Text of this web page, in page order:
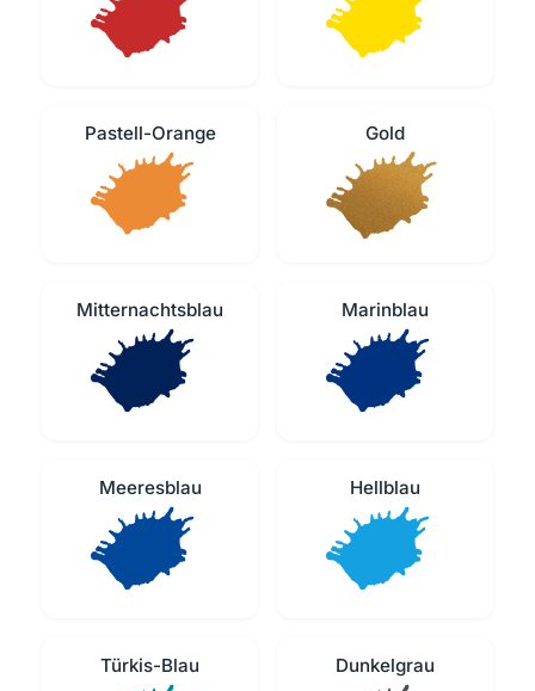
Pastell-Orange Gold
Mitternachtsblau Marinblau
Meeresblau Hellblau
Türkis-Blau Dunkelgrau